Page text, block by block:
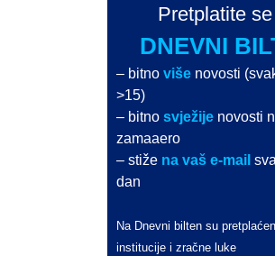
Pretplatite
DNEVNI
– bitnoviše novosti
>15)
– bitnosvježije novosti
zamaaero
– stiže na vaš e-mail
dan
Na Dnevni bilten su
institucije i zračne luke